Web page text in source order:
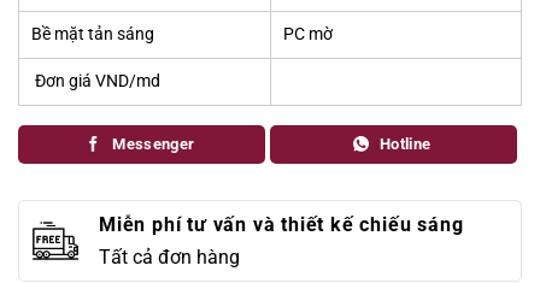
Bề mặt tản sáng PC mờ
Đơn giá VND/md
Messenger Hotline
Miễn phí tư vấn và thiết kế chiếu sáng
Tất cả đơn hàng